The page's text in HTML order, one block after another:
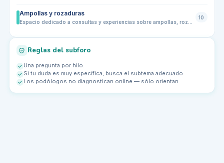
Ampollas y rozaduras
10
Reglas del subforo
Una pregunta por hilo.
Si tu duda es muy específica, busca el subtema adecuado.
Los podólogos no diagnostican online — sólo orientan.